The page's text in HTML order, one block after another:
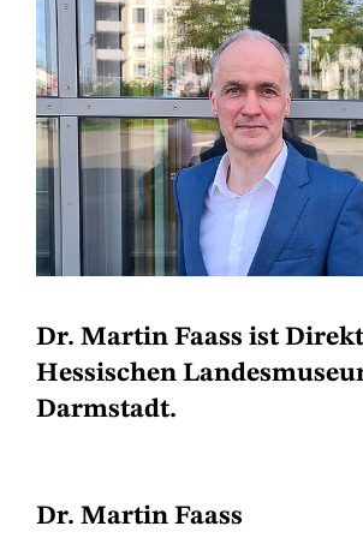
Dr. Martin Faass ist
Hessischen
Darmstadt.
Dr. Martin Faass